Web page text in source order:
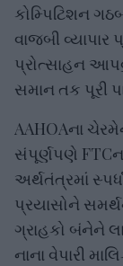
કોમ્પિટિશન
વાજબી વ્યાપાર
પ્રોત્સાહન
સમાન તક પૂરી
AAHOAના
સંપૂર્ણપણે
અર્થતંત્રમાં
પ્રયાસોને
ગ્રાહકો બંનેને
નાના વેપારી